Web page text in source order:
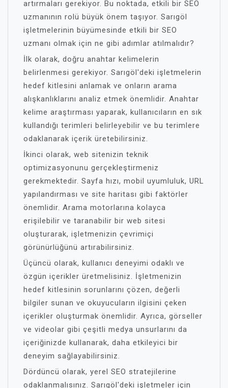
artırmaları gerekiyor. Bu noktada, etkili bir SEO
uzmanının rolü büyük önem taşıyor. Sarıgöl
işletmelerinin büyümesinde etkili bir SEO
uzmanı olmak için ne gibi adımlar atılmalıdır?
İlk olarak, doğru anahtar kelimelerin
belirlenmesi gerekiyor. Sarıgöl'deki işletmelerin
hedef kitlesini anlamak ve onların arama
alışkanlıklarını analiz etmek önemlidir. Anahtar
kelime araştırması yaparak, kullanıcıların en sık
kullandığı terimleri belirleyebilir ve bu terimlere
odaklanarak içerik üretebilirsiniz.
İkinci olarak, web sitenizin teknik
optimizasyonunu gerçekleştirmeniz
gerekmektedir. Sayfa hızı, mobil uyumluluk, URL
yapılandırması ve site haritası gibi faktörler
önemlidir. Arama motorlarına kolayca
erişilebilir ve taranabilir bir web sitesi
oluşturarak, işletmenizin çevrimiçi
görünürlüğünü artırabilirsiniz.
Üçüncü olarak, kullanıcı deneyimi odaklı ve
özgün içerikler üretmelisiniz. İşletmenizin
hedef kitlesinin sorunlarını çözen, değerli
bilgiler sunan ve okuyucuların ilgisini çeken
içerikler oluşturmak önemlidir. Ayrıca, görseller
ve videolar gibi çeşitli medya unsurlarını da
içeriğinizde kullanarak, daha etkileyici bir
deneyim sağlayabilirsiniz.
Dördüncü olarak, yerel SEO stratejilerine
odaklanmalısınız. Sarıgöl'deki işletmeler için